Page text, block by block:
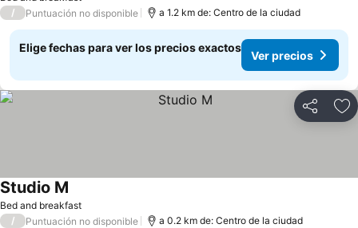
/ Puntuación no disponible a 1.2 km de: Centro de la ciudad
Elige fechas para ver los precios exactos
Ver precios
Compartir
Bed and breakfast
Studio M
/ Puntuación no disponible a 0.2 km de: Centro de la ciudad